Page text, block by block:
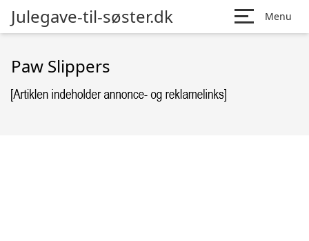
Julegave-til-søster.dk Menu
Paw Slippers